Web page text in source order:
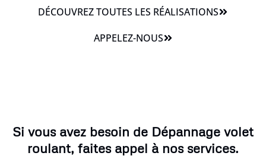
DÉCOUVREZ TOUTES LES RÉALISATIONS
APPELEZ-NOUS
Si vous avez besoin de Dépannage volet
roulant, faites appel à nos services.